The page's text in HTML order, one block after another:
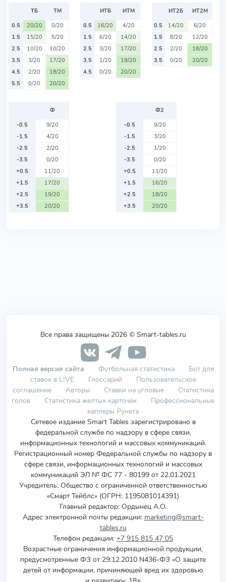
ТБ
ТМ
0.5
20/20
0/20
1.5
15/20
5/20
2.5
10/20
10/20
3.5
3/20
17/20
4.5
2/20
18/20
5.5
0/20 20/20
ИТБ
ИТМ
0.5
16/20
4/20
1.5
6/20
14/20
2.5
3/20
17/20
3.5
1/20
19/20
4.5
0/20 20/20
ИТ2Б
ИТ2М
0.5
14/20
6/20
1.5
8/20
12/20
2.5
2/20
18/20
3.5
0/20 20/20
Ф
-0.5
9/20
-1.5
4/20
-2.5
2/20
-3.5
0/20
+0.5
11/20
+1.5
17/20
+2.5
19/20
+3.5
20/20
Ф2
-0.5
9/20
-1.5
3/20
-2.5
1/20
-3.5
0/20
+0.5
11/20
+1.5
16/20
+2.5
18/20
+3.5
20/20
Все права защищены 2026 © Smart-tables.ru
Полная версия сайта Футбольная статистика
Бот для
ставок в LIVE
Глоссарий
Пользовательское
соглашение
Авторы Ставки на угловые
Статистика
голов
Статистика желтых карточек
Профессиональные
капперы Рунета
Сетевое издание Smart Tables зарегистрировано в
федеральной службе по надзору в сфере связи,
информационных технологий и массовых коммуникаций.
Регистрационный номер Федеральной службы по надзору в
сфере связи, информационных технологий и массовых
коммуникаций ЭЛ № ФС 77 - 80199 от 22.01.2021
Учредитель: Общество с ограниченной ответственностью
«Смарт Тейблс» (ОГРН: 1195081014391)
Главный редактор: Ордынец А.О.
Адрес электронной почты редакции: marketing@smart-
tables.ru
Телефон редакции: +7 915 815 47 05
Возрастные ограничения информационной продукции,
предусмотренные ФЗ от 29.12.2010 N436-ФЗ «О защите
детей от информации, причиняющей вред их здоровью